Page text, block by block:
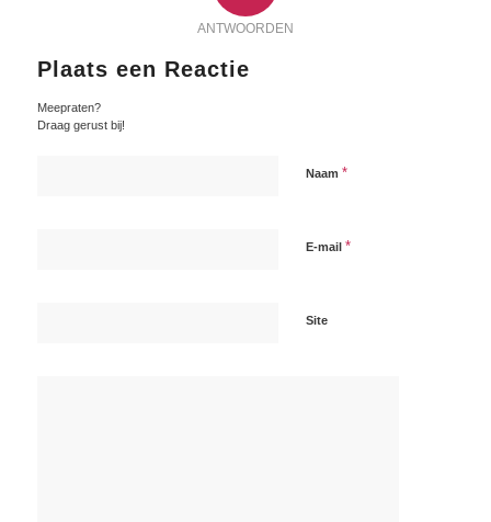
ANTWOORDEN
Plaats een Reactie
Meepraten?
Draag gerust bij!
Naam *
E-mail *
Site